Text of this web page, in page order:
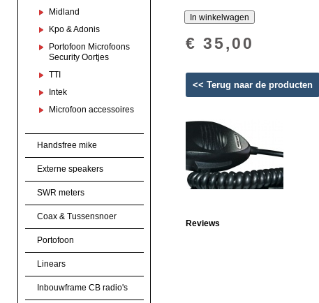
Midland
Kpo & Adonis
Portofoon Microfoons
Security Oortjes
TTI
Intek
Microfoon accessoires
Handsfree mike
Externe speakers
SWR meters
Coax & Tussensnoer
Portofoon
Linears
Inbouwframe CB radio's
€ 35,00
<< Terug naar de producten
Reviews